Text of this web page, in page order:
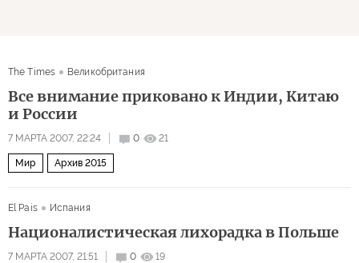
The Times Великобритания
Все внимание приковано к Индии, Китаю
и России
7 МАРТА 2007, 22:24 0 21
Мир Архив 2015
El Pais Испания
Националистическая лихорадка в Польше
7 МАРТА 2007, 21:51 0 19